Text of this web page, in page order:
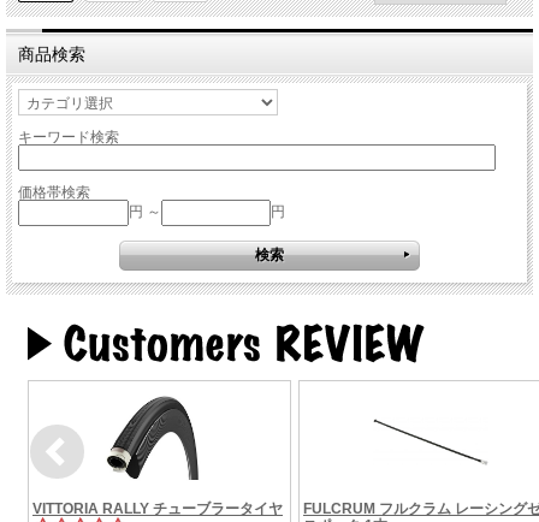
商品検索
キーワード検索
価格帯検索
円 ～
円